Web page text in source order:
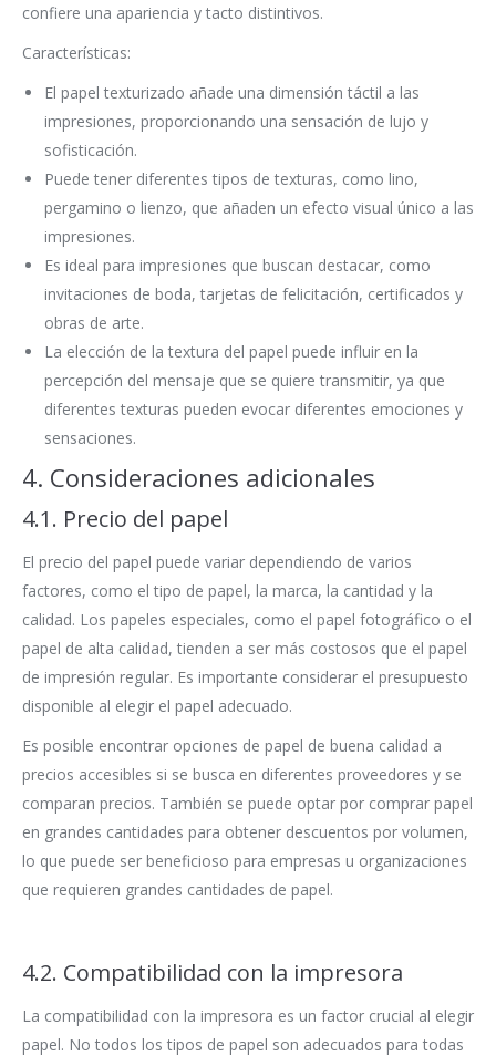
confiere una apariencia y tacto distintivos.
Características:
El papel texturizado añade una dimensión táctil a las
impresiones, proporcionando una sensación de lujo y
sofisticación.
Puede tener diferentes tipos de texturas, como lino,
pergamino o lienzo, que añaden un efecto visual único a las
impresiones.
Es ideal para impresiones que buscan destacar, como
invitaciones de boda, tarjetas de felicitación, certificados y
obras de arte.
La elección de la textura del papel puede influir en la
percepción del mensaje que se quiere transmitir, ya que
diferentes texturas pueden evocar diferentes emociones y
sensaciones.
4. Consideraciones adicionales
4.1. Precio del papel
El precio del papel puede variar dependiendo de varios
factores, como el tipo de papel, la marca, la cantidad y la
calidad. Los papeles especiales, como el papel fotográfico o el
papel de alta calidad, tienden a ser más costosos que el papel
de impresión regular. Es importante considerar el presupuesto
disponible al elegir el papel adecuado.
Es posible encontrar opciones de papel de buena calidad a
precios accesibles si se busca en diferentes proveedores y se
comparan precios. También se puede optar por comprar papel
en grandes cantidades para obtener descuentos por volumen,
lo que puede ser beneficioso para empresas u organizaciones
que requieren grandes cantidades de papel.
4.2. Compatibilidad con la impresora
La compatibilidad con la impresora es un factor crucial al elegir
papel. No todos los tipos de papel son adecuados para todas